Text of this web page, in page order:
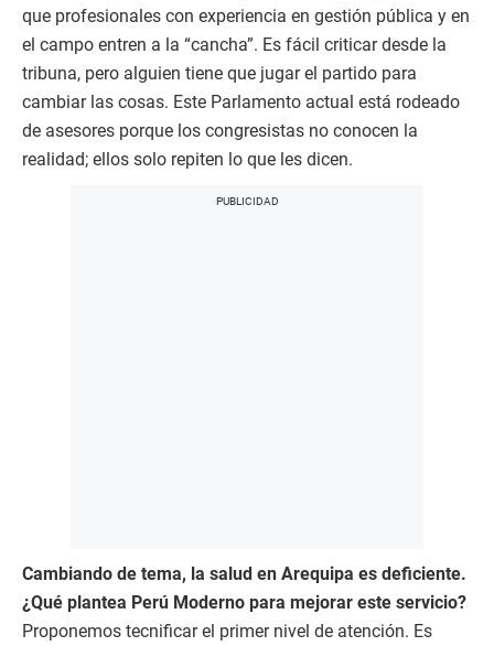
que profesionales con experiencia en gestión pública y en
el campo entren a la “cancha”. Es fácil criticar desde la
tribuna, pero alguien tiene que jugar el partido para
cambiar las cosas. Este Parlamento actual está rodeado
de asesores porque los congresistas no conocen la
realidad; ellos solo repiten lo que les dicen.
Cambiando de tema, la salud en Arequipa es deficiente.
¿Qué plantea Perú Moderno para mejorar este servicio?
Proponemos tecnificar el primer nivel de atención. Es